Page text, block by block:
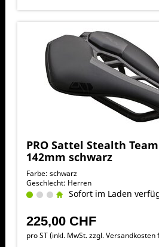
PRO Sattel Stealth
142mm schwarz
Farbe: schwarz
Geschlecht: Herren
Sofort im Laden
225,00 CHF
pro ST (inkl. MwSt. zzgl.Versandkosten